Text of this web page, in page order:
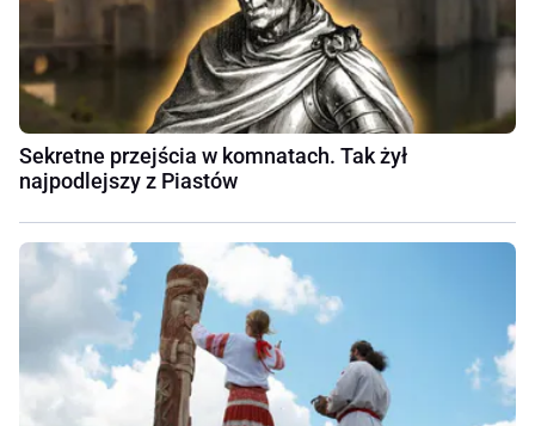
Sekretne przejścia w komnatach. Tak żył
najpodlejszy z Piastów